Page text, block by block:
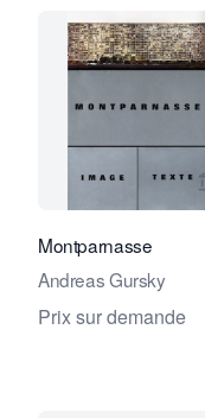
Montparnasse
Andreas Gursky
Prix sur demande